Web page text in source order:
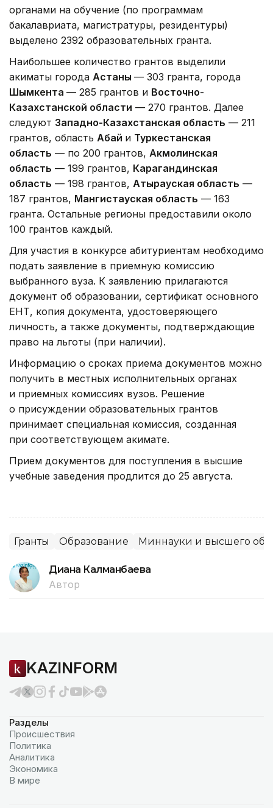
органами на обучение (по программам
бакалавриата, магистратуры, резидентуры)
выделено 2392 образовательных гранта.
Наибольшее количество грантов выделили
акиматы города Астаны — 303 гранта, города
Шымкента — 285 грантов и Восточно-
Казахстанской области — 270 грантов. Далее
следуют Западно-Казахстанская область — 211
грантов, область Абай и Туркестанская
область — по 200 грантов, Акмолинская
область — 199 грантов, Карагандинская
область — 198 грантов, Атырауская область —
187 грантов, Мангистауская область — 163
гранта. Остальные регионы предоставили около
100 грантов каждый.
Для участия в конкурсе абитуриентам необходимо
подать заявление в приемную комиссию
выбранного вуза. К заявлению прилагаются
документ об образовании, сертификат основного
ЕНТ, копия документа, удостоверяющего
личность, а также документы, подтверждающие
право на льготы (при наличии).
Информацию о сроках приема документов можно
получить в местных исполнительных органах
и приемных комиссиях вузов. Решение
о присуждении образовательных грантов
принимает специальная комиссия, созданная
при соответствующем акимате.
Прием документов для поступления в высшие
учебные заведения продлится до 25 августа.
Гранты Образование Миннауки и высшего
Диана Калманбаева
Автор
KAZINFORM
Разделы
Происшествия
Политика
Аналитика
Экономика
В мире